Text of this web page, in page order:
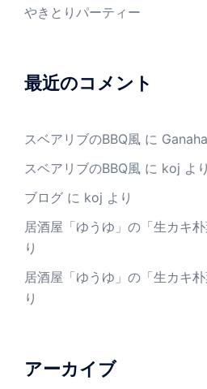
やきとりパーティー
最近のコメント
スベアリブのBBQ風 に
スベアリブのBBQ風 に koj より
ブログ に koj より
居酒屋「ゆうゆ」の「生カキ朴
り
居酒屋「ゆうゆ」の「生カキ朴
り
アーカイブ